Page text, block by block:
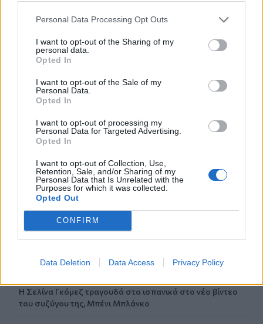
Personal Data Processing Opt Outs
I want to opt-out of the Sharing of my
personal data.
Opted In
I want to opt-out of the Sale of my
Personal Data.
Opted In
I want to opt-out of processing my
Personal Data for Targeted Advertising.
Opted In
I want to opt-out of Collection, Use,
Retention, Sale, and/or Sharing of my
Personal Data that Is Unrelated with the
Purposes for which it was collected.
Opted Out
CONFIRM
Data Deletion Data Access Privacy Policy
07:20
Στην Ελλάδα σήμερα, από τη Βρετανία, η 46χρονη που
κατηγορείται για τον εμπρησμό στη Marfin
Γουατεμάλα: Τέλος της εκρηκτικής δραστηριότητας στο
ηφαίστειο Φουέγο
07:05
06:57
Τραμπ
06:45
Λασίθι: Μεγάλη φωτιά στο Καρύδι Σητείας - Μήνυμα από
το 112
05:37
Η Σελίνα Γκόμεζ τραγουδά στα ισπανικά στο νέο βίντεο
του συζύγου της, Μπένι Μπλάνκο